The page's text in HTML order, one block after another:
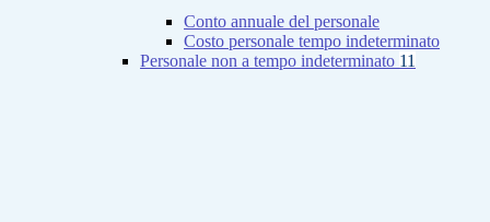
Conto annuale del personale
Costo personale tempo indeterminato
Personale non a tempo indeterminato 11